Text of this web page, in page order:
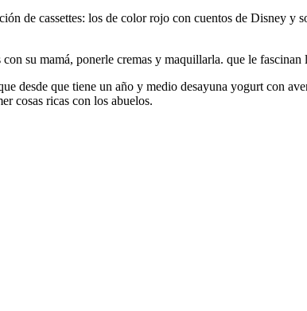
de cassettes: los de color rojo con cuentos de Disney y
su mamá, ponerle cremas y maquillarla. que le
desde que tiene un año y medio desayuna yogurt con
cosas ricas con los abuelos.